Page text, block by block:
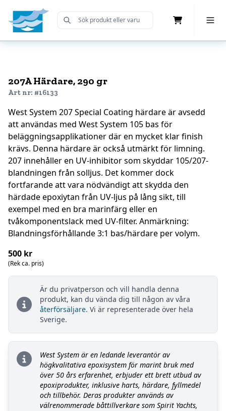
Home Submit Search
207A Härdare, 290 gr
Art nr: #16133
West System 207 Special Coating härdare är avsedd
att användas med West System 105 bas för
beläggningsapplikationer där en mycket klar finish
krävs. Denna härdare är också utmärkt för limning.
207 innehåller en UV-inhibitor som skyddar 105/207-
blandningen från solljus. Det kommer dock
fortfarande att vara nödvändigt att skydda den
härdade epoxiytan från UV-ljus på lång sikt, till
exempel med en bra marinfärg eller en
tvåkomponentslack med UV-filter. Anmärkning:
Blandningsförhållande 3:1 bas/härdare per volym.
500 kr
(Rek ca. pris)
Är du privatperson och vill handla denna
produkt, kan du vända dig till någon av våra
återförsäljare. Vi är representerade över hela
Sverige.
West System är en ledande leverantör av
högkvalitativa epoxisystem för marint bruk med
över 50 års erfarenhet, erbjuder ett brett utbud av
epoxiprodukter, inklusive harts, härdare, fyllmedel
och tillbehör. Deras produkter används av
välrenommerade båttillverkare som Spirit Yachts,